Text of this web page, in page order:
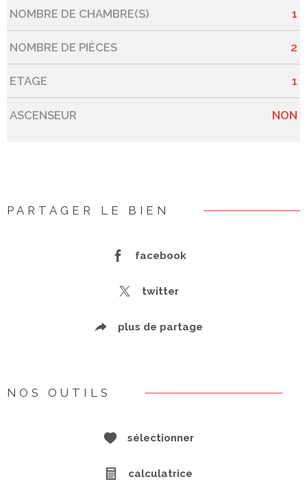
NOMBRE DE CHAMBRE(S) 1
NOMBRE DE PIÈCES 2
ETAGE 1
ASCENSEUR NON
PARTAGER LE BIEN
facebook
twitter
plus de partage
NOS OUTILS
sélectionner
calculatrice